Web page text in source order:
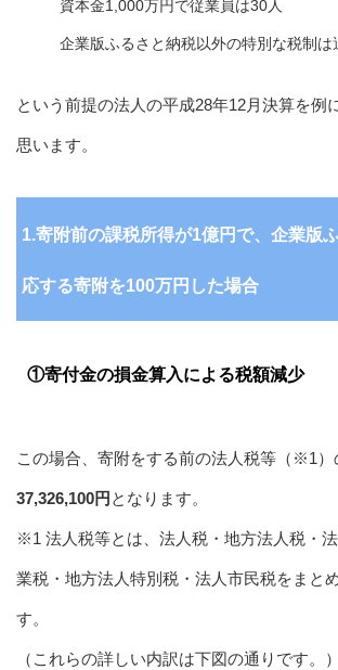
資本金1,000万円で従業員は30人
企業版ふるさと納税以外の特別な税制は
という前提の法人の平成28年12月決算を例
思います。
1.寄附前の課税所得が1億円で、企業版
応する寄附を100万円した場合
①寄付金の損金算入による税額減少
この場合、寄附をする前の法人税等（※1
37,326,100円 となります。
※1 法人税等とは、法人税・地方法人税・
業税・地方法人特別税・法人市民税をまと
す。
（これらの詳しい内訳は下図の通りです。）